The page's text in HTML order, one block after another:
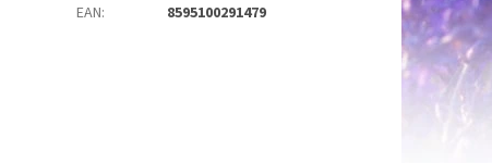
EAN: 8595100291479